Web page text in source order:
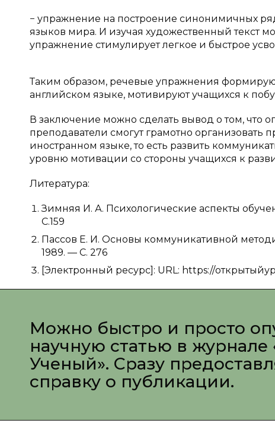
− упражнение на построение синонимичных
языков мира. И изучая художественный текст
упражнение стимулирует легкое и быстрое
Таким образом, речевые упражнения
английском языке, мотивируют учащихся к
В заключение можно сделать вывод о том,
преподаватели смогут грамотно
иностранном языке, то есть развить
уровню мотивации со стороны учащихся к
Литература:
Зимняя И. А. Психологические аспекты
С.159
Пассов Е. И. Основы коммуникативной
1989. — С. 276
[Электронный ресурс]: URL: https://
Можно быстро и просто
научную статью в
Ученый». Сразу
справку о публикации.